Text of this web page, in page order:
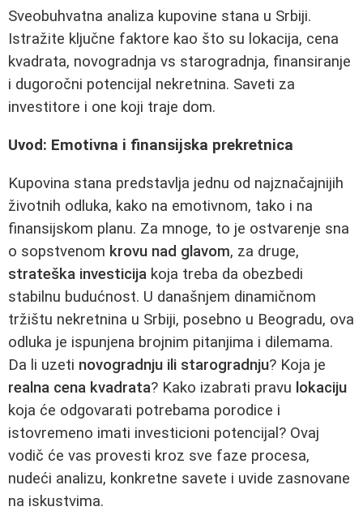
Sveobuhvatna analiza kupovine stana u Srbiji.
Istražite ključne faktore kao što su lokacija, cena
kvadrata, novogradnja vs starogradnja, finansiranje
i dugoročni potencijal nekretnina. Saveti za
investitore i one koji traje dom.
Uvod: Emotivna i finansijska prekretnica
Kupovina stana predstavlja jednu od najznačajnijih
životnih odluka, kako na emotivnom, tako i na
finansijskom planu. Za mnoge, to je ostvarenje sna
o sopstvenom krovu nad glavom, za druge,
strateška investicija koja treba da obezbedi
stabilnu budućnost. U današnjem dinamičnom
tržištu nekretnina u Srbiji, posebno u Beogradu, ova
odluka je ispunjena brojnim pitanjima i dilemama.
Da li uzeti novogradnju ili starogradnju? Koja je
realna cena kvadrata? Kako izabrati pravu lokaciju
koja će odgovarati potrebama porodice i
istovremeno imati investicioni potencijal? Ovaj
vodič će vas provesti kroz sve faze procesa,
nudeći analizu, konkretne savete i uvide zasnovane
na iskustvima.